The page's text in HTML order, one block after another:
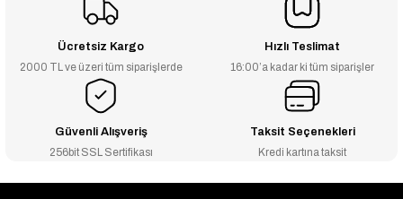
Ücretsiz Kargo
2000 TL ve üzeri tüm siparişlerde
Hızlı Teslimat
16:00’a kadar ki tüm siparişler
Güvenli Alışveriş
256bit SSL Sertifikası
Taksit Seçenekleri
Kredi kartına taksit